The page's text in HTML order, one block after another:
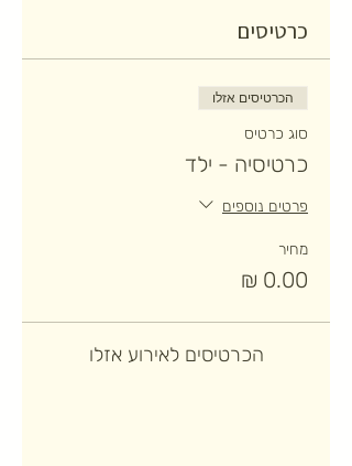
כרטיסים
הכרטיסים אזלו
סוג כרטיס
כרטיסיה - ילד
פרטים נוספים
מחיר
הכרטיסים לאירוע אזלו